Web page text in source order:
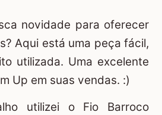
novidade para oferecer
Aqui está uma peça fácil,
utilizada. Uma excelente
Up em suas vendas. :)
utilizei o Fio Barroco